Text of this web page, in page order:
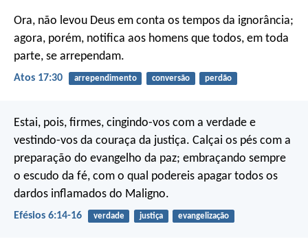
Ora, não levou Deus em conta os tempos da ignorância;
agora, porém, notifica aos homens que todos, em toda
parte, se arrependam.
Atos 17:30 arrependimento conversão perdão
Estai, pois, firmes, cingindo-vos com a verdade e
vestindo-vos da couraça da justiça. Calçai os pés com a
preparação do evangelho da paz; embraçando sempre
o escudo da fé, com o qual podereis apagar todos os
dardos inflamados do Maligno.
Efésios 6:14-16 verdade justiça evangelização